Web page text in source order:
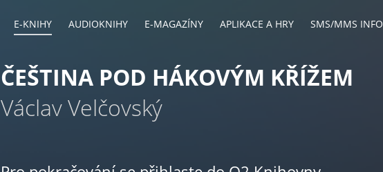
E-KNIHY AUDIOKNIHY E-MAGAZÍNY APLIKACE A HRY SMS/MMS INFO
ČEŠTINA POD HÁKOVÝM KŘÍŽEM
Václav Velčovský